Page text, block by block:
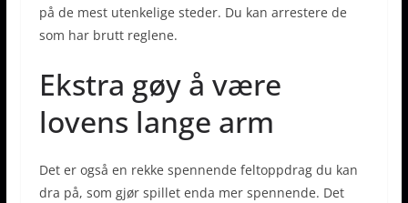
på de mest utenkelige steder. Du kan arrestere de
som har brutt reglene.
Ekstra gøy å være
lovens lange arm
Det er også en rekke spennende feltoppdrag du kan
dra på, som gjør spillet enda mer spennende. Det